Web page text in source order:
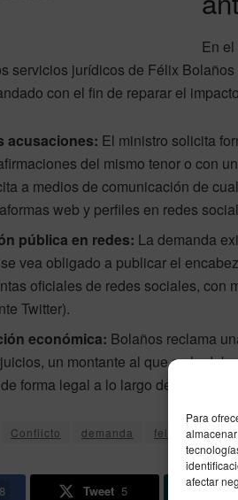
Para
afectar
En
servicios jurídicos de Félix
con el fin de reparar el
acusaciones: El ministro solicita
del mismo tenor o con
a medios de comunicación de
web y perfiles en redes
pública en redes: La demanda
vea obligado a publicar el
oficiales de redes sociales, con
Twitter).
económica: Bolaños reclama
un montante al que se le
forma legal a lo largo del proceso
Conflicto demanda feliz bolaños
8 Tweet 5